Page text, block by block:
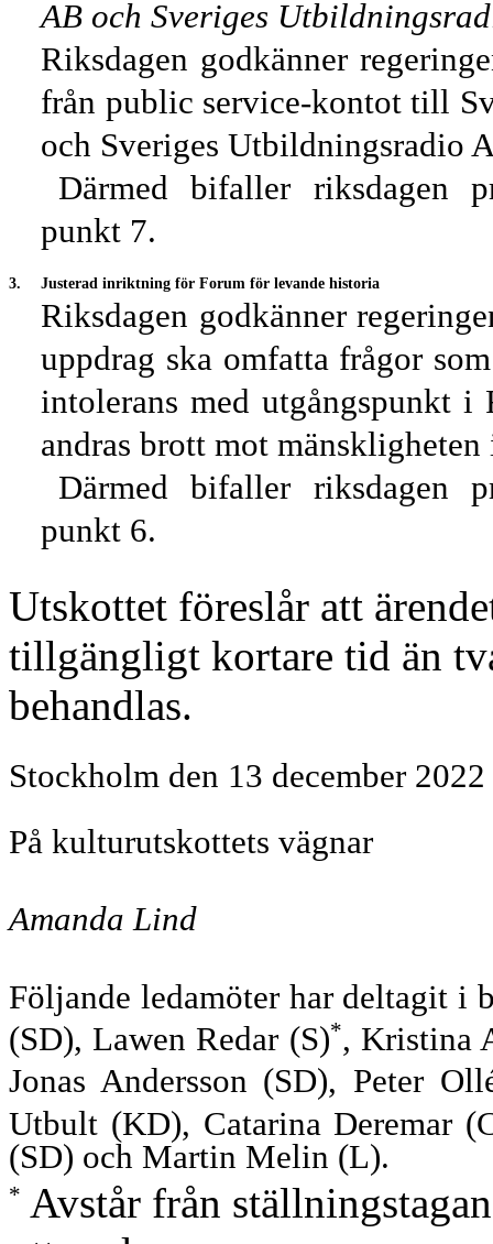
AB och Sveriges
Riksdagen godkänner
från public service-kontot till
och Sveriges Utbildningsradio
Därmed bifaller riksdagen
punkt 7.
3. Justerad inriktning för Forum för levande historia
Riksdagen godkänner
uppdrag ska omfatta frågor
intolerans med utgångspunkt i
andras brott mot
Därmed bifaller riksdagen
punkt 6.
Utskottet föreslår att
tillgängligt kortare tid än
behandlas.
Stockholm den 13 december 2022
På kulturutskottets vägnar
Amanda Lind
Följande ledamöter har deltagit i
(SD), Lawen Redar (S)*, Kristina
Jonas Andersson (SD), Peter
Utbult (KD), Catarina Deremar
(SD) och Martin Melin (L).
* Avstår från